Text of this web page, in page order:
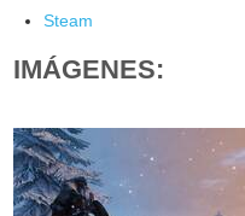
Steam
IMÁGENES: